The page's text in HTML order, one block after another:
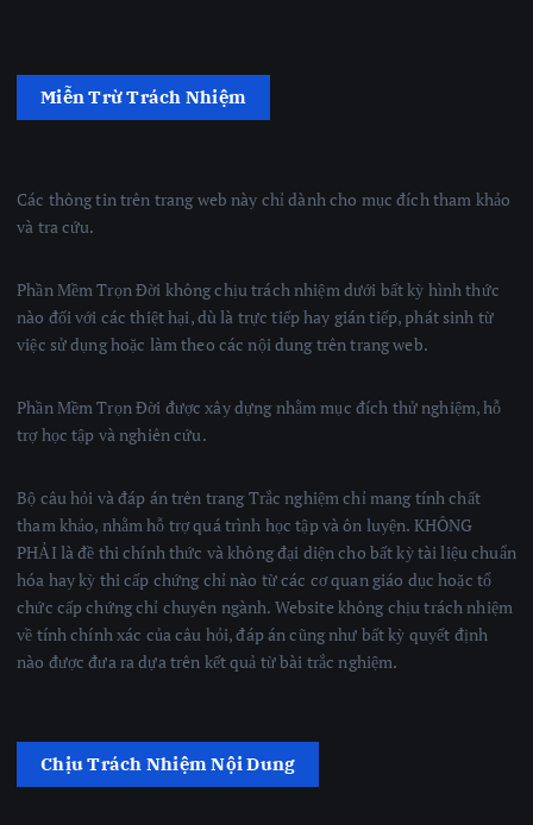
Miễn Trừ Trách Nhiệm
Các thông tin trên trang web này chỉ dành cho mục đích tham khảo
và tra cứu.
Phần Mềm Trọn Đời không chịu trách nhiệm dưới bất kỳ hình thức
nào đối với các thiệt hại, dù là trực tiếp hay gián tiếp, phát sinh từ
việc sử dụng hoặc làm theo các nội dung trên trang web.
Phần Mềm Trọn Đời được xây dựng nhằm mục đích thử nghiệm, hỗ
trợ học tập và nghiên cứu.
Bộ câu hỏi và đáp án trên trang Trắc nghiệm chỉ mang tính chất
tham khảo, nhằm hỗ trợ quá trình học tập và ôn luyện. KHÔNG
PHẢI là đề thi chính thức và không đại diện cho bất kỳ tài liệu chuẩn
hóa hay kỳ thi cấp chứng chỉ nào từ các cơ quan giáo dục hoặc tổ
chức cấp chứng chỉ chuyên ngành. Website không chịu trách nhiệm
về tính chính xác của câu hỏi, đáp án cũng như bất kỳ quyết định
nào được đưa ra dựa trên kết quả từ bài trắc nghiệm.
Chịu Trách Nhiệm Nội Dung